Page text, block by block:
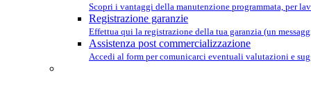
Scopri i vantaggi della manutenzione programmata, per
Registrazione garanzie
Effettua qui la registrazione della tua garanzia (un
Assistenza post commercializzazione
Accedi al form per comunicarci eventuali valutazioni e